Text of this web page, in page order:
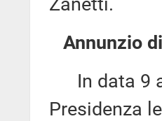
Annunzio
In data 9
Presidenza